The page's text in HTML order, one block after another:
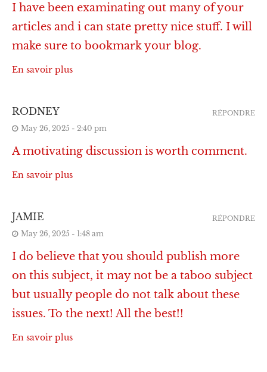
I have been examinating out many of your
articles and i can state pretty nice stuff. I will
make sure to bookmark your blog.
En savoir plus
RODNEY
May 26, 2025 - 2:40 pm
A motivating discussion is worth comment.
En savoir plus
RÉPONDRE
JAMIE
May 26, 2025 - 1:48 am
I do believe that you should publish more
on this subject, it may not be a taboo subject
but usually people do not talk about these
issues. To the next! All the best!!
En savoir plus
RÉPONDRE